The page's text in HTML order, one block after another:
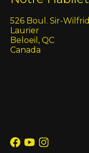
526 Boul. Sir-
Laurier
Beloeil, QC
Canada